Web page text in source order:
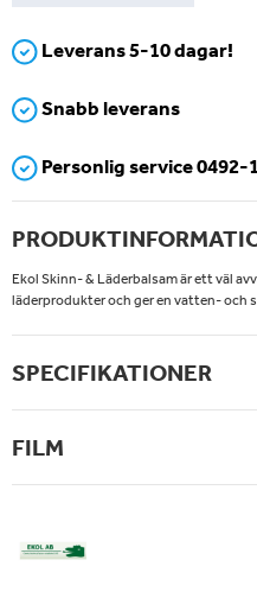
Leverans 5-10 dagar!
Snabb leverans
Personlig service 0492-
Ekol Skinn- & Läderbalsam är ett väl
läderprodukter och ger en vatten- och
SPECIFIKATIONER
FILM